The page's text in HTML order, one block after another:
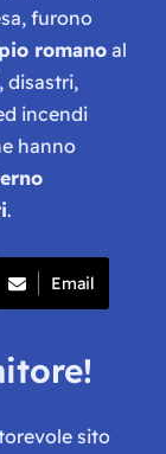
furono
romano al
disastri,
incendi
hanno
.
Email
sito